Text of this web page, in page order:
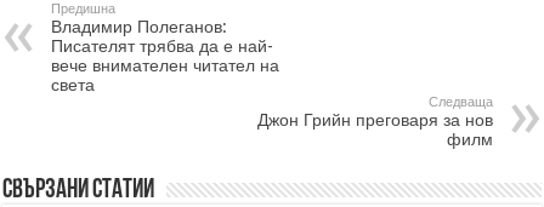
Предишна
Владимир Полеганов:
Писателят трябва да е най-
вече внимателен читател на
света
Следваща
Джон Грийн преговаря за нов
филм
Свързани статии